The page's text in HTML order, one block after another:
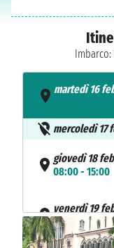
Imbarco:
martedì 16
mercoledì 17
giovedì 18
08:00 - 15:00
venerdì 19
10:00 - 18:00